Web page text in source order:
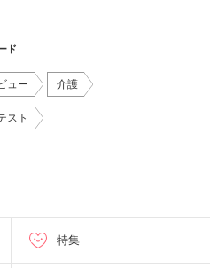
ド
ュー 介護
スト
特集